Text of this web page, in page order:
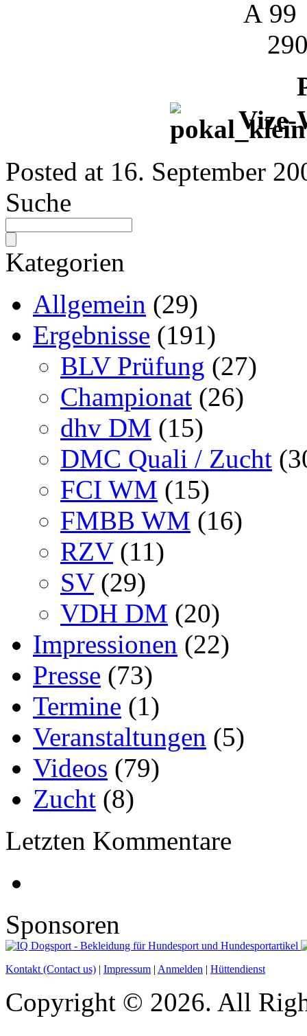
A 99
Vize-
Posted at 16. September
Suche
Kategorien
Allgemein (29)
Ergebnisse (191)
BLV Prüfung (27)
Championat (26)
dhv DM (15)
DMC Quali / Zucht
FCI WM (15)
FMBB WM (16)
RZV(11)
SV(29)
VDH DM (20)
Impressionen (22)
Presse (73)
Termine (1)
Veranstaltungen (5)
Videos (79)
Zucht (8)
Letzten Kommentare
Sponsoren
Kontakt (Contact us) | Impressum | Anmelden | Hüttendienst
Copyright © 2026. All